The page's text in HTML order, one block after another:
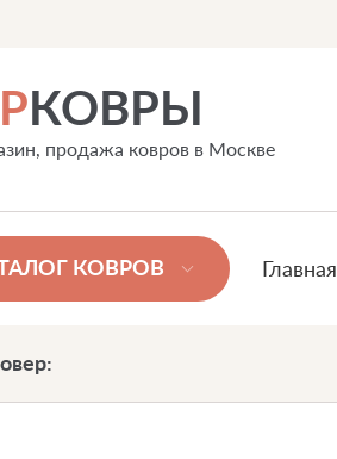
КОВРЫ
продажа ковров в Москве
КОВРОВ Главная